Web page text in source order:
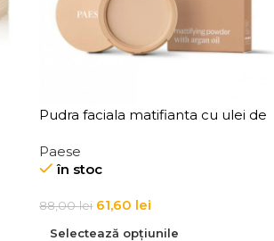
Pudra faciala matifianta cu ulei de
with Argan Oil 8g
Paese
în stoc
88,00lei 61,60 lei
Selectează opțiunile